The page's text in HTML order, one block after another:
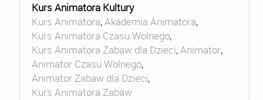
Kurs Animatora Kultury
Kurs Animatora,Akademia Animatora,
Kurs Animatora Czasu Wolnego,
Kurs Animatora Zabaw dla Dzieci,Animator,
Animator Czasu Wolnego,
Animator Zabaw dla Dzieci,
Kurs Animatora Zabaw